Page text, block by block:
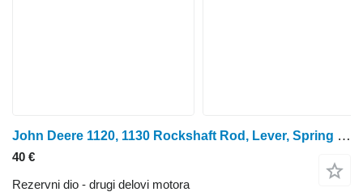
John Deere 1120, 1130 Rockshaft Rod, Lever, Spring F2570r, Ar52279, T22473 F2570R za John Deere traktora točkaša
40 €
Rezervni dio - drugi delovi motora